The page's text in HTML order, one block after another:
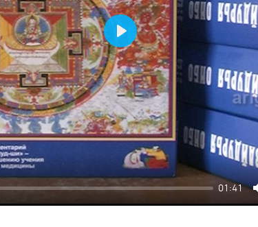
01:41
Play